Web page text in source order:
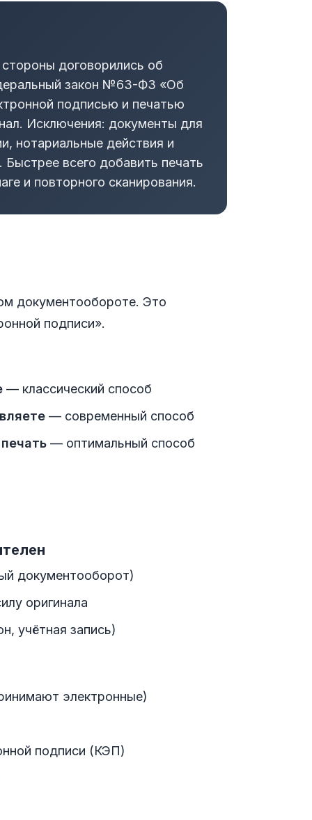
договорились об
закон №63-ФЗ «Об
подписью и печатью
Исключения: документы для
нотариальные действия и
Быстрее всего добавить печать
и повторного сканирования.
документообороте. Это
подписи».
— классический способ
— современный способ
— оптимальный способ
документооборот)
оригинала
учётная запись)
электронные)
подписи (КЭП)